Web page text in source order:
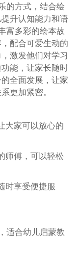
的方式，结合绘
升认知能力和语
富多彩的绘本故
配合可爱生动的
激发他们对学习
能，让家长随时
全面发展，让家
更加紧密。
大家可以放心的
师傅，可以轻松
时享受便捷服
适合幼儿启蒙教